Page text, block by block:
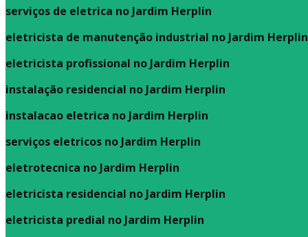
serviços de eletrica no Jardim Herplin
eletricista de manutenção industrial no Jardim Herplin
eletricista profissional no Jardim Herplin
instalação residencial no Jardim Herplin
instalacao eletrica no Jardim Herplin
serviços eletricos no Jardim Herplin
eletrotecnica no Jardim Herplin
eletricista residencial no Jardim Herplin
eletricista predial no Jardim Herplin